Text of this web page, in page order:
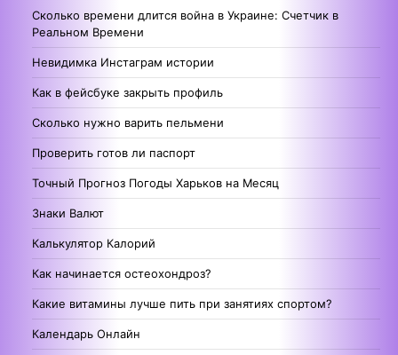
Сколько времени длится война в Украине: Счетчик в
Реальном Времени
Невидимка Инстаграм истории
Как в фейсбуке закрыть профиль
Сколько нужно варить пельмени
Проверить готов ли паспорт
Точный Прогноз Погоды Харьков на Месяц
Знаки Валют
Калькулятор Калорий
Как начинается остеохондроз?
Какие витамины лучше пить при занятиях спортом?
Календарь Онлайн